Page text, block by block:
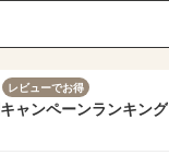
レビューでお得
キャンペーンランキング